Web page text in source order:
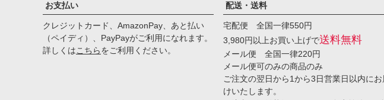
お支払い
クレジットカード、AmazonPay、あと払い
（ペイディ）、PayPayがご利用になれます。
詳しくはこちらをご利用ください。
配送・送料
宅配便 全国一律550円
3,980円以上お買い上げで送料無料
メール便 全国一律220円
メール便可のみの商品のみ
ご注文の翌日から1から3日営業日以内にお
けいたします。